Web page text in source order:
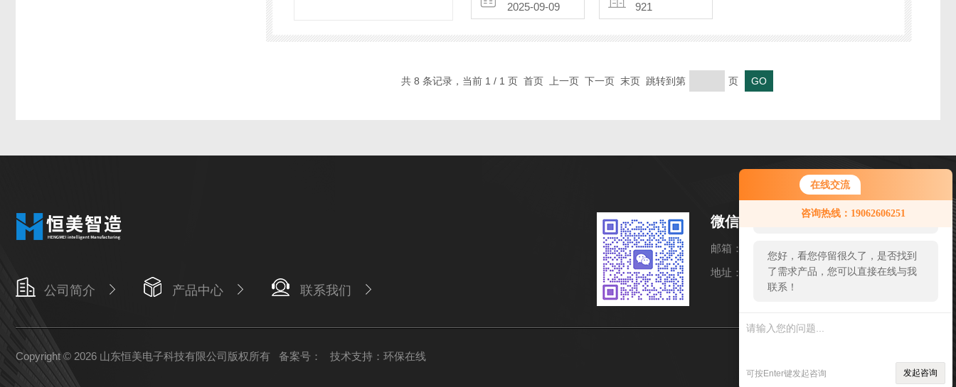
在线交流
咨询热线：19062606251
您好！欢迎前来咨询，很高兴为您
服务，请问您要咨询什么问题呢？
您好，看您停留很久了，是否找到
了需求产品，您可以直接在线与我
联系！
可按Enter键发起咨询 发起咨询
2025-09-09 921
共 8 条记录，当前 1 / 1 页 首页 上一页 下一页 末页 跳转到第 页
公司简介 产品中心 联系我们
微信扫一扫
邮箱：19062606251@163.com
地址：山东省潍坊市高新区金马路1号欧龙科技园
Copyright © 2026 山东恒美电子科技有限公司版权所有 备案号： 技术支持： 环保在线